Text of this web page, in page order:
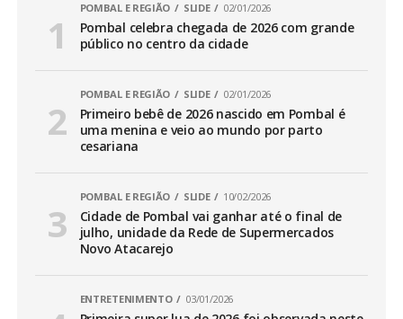
POMBAL E REGIÃO SLIDE 02/01/2026
Pombal celebra chegada de 2026 com grande
público no centro da cidade
POMBAL E REGIÃO SLIDE 02/01/2026
Primeiro bebê de 2026 nascido em Pombal é
uma menina e veio ao mundo por parto
cesariana
POMBAL E REGIÃO SLIDE 10/02/2026
Cidade de Pombal vai ganhar até o final de
julho, unidade da Rede de Supermercados
Novo Atacarejo
ENTRETENIMENTO 03/01/2026